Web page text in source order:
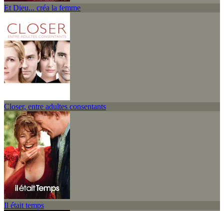
Et Dieu... créa la femme
Closer, entre adultes consentants
Il était temps